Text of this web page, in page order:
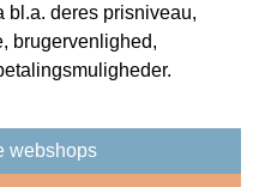
bl.a. deres prisniveau,
brugervenlighed,
webshops